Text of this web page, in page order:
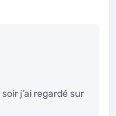
j’ai regardé sur